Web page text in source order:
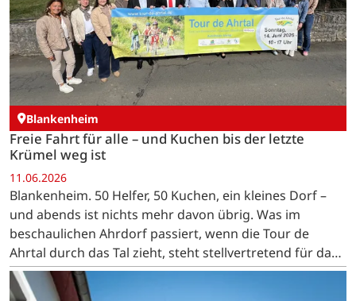
Blankenheim
Freie Fahrt für alle – und Kuchen bis der letzte
Krümel weg ist
11.06.2026
Blankenheim. 50 Helfer, 50 Kuchen, ein kleines Dorf –
und abends ist nichts mehr davon übrig. Was im
beschaulichen Ahrdorf passiert, wenn die Tour de
Ahrtal durch das Tal zieht, steht stellvertretend für das,
was diese Veranstaltung ausmacht: Auf der einen
Seite…